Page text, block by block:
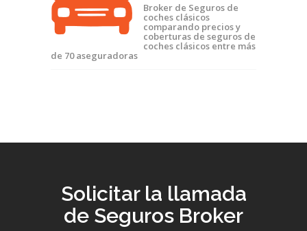
Broker de Seguros de
coches clásicos
comparando precios y
coberturas de seguros de
coches clásicos entre más
de 70 aseguradoras
Solicitar la llamada
de Seguros Broker